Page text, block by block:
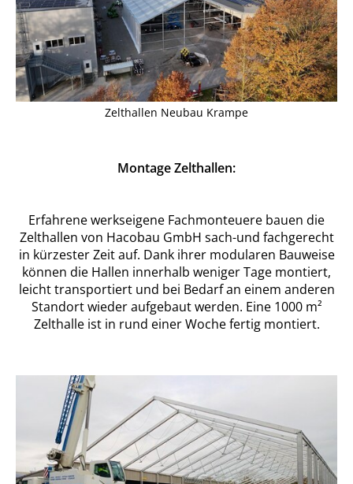
Zelthallen Neubau Krampe
Montage Zelthallen:
Erfahrene werkseigene Fachmonteuere bauen die
Zelthallen von Hacobau GmbH sach-und fachgerecht
in kürzester Zeit auf. Dank ihrer modularen Bauweise
können die Hallen innerhalb weniger Tage montiert,
leicht transportiert und bei Bedarf an einem anderen
Standort wieder aufgebaut werden. Eine 1000 m²
Zelthalle ist in rund einer Woche fertig montiert.